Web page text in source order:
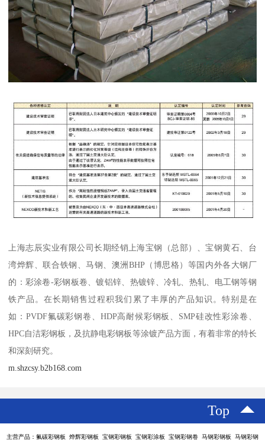
上海志辰实业有限公司长期经销上海宝钢（总部）、宝钢黄石、台
湾烨辉、联合铁钢、马钢、澳洲BHP（博思格）等国内外各大钢厂
的：彩涂卷-彩钢板卷、镀铝锌、热镀锌、冷轧、热轧、电工钢等钢
铁产品。在长期销售过程积我们累了丰厚的产品知识。特别是在
如：PVDF氟碳彩钢卷、HDP高耐候彩钢板、SMP硅改性彩涂卷、
HPC自洁彩钢板，及抗静电彩钢板等涂镀产品方面，有着非常的特长
和深刻研究。
m.shzcsy.b2b168.com
Top
主营产品：氟碳彩钢板 烨辉彩钢板 宝钢彩钢板 宝钢彩涂板 宝钢彩钢卷 马钢彩钢板 马钢彩钢